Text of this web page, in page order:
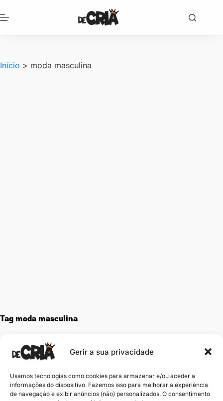
Gerir a sua privacidade
Usamos tecnologias como cookies para armazenar e/ou aceder a
informações do dispositivo. Fazemos isso para melhorar a experiência
de navegação e exibir anúncios (não) personalizados. O consentimento
para
conteúdo
Início > moda masculina
Tag moda masculina